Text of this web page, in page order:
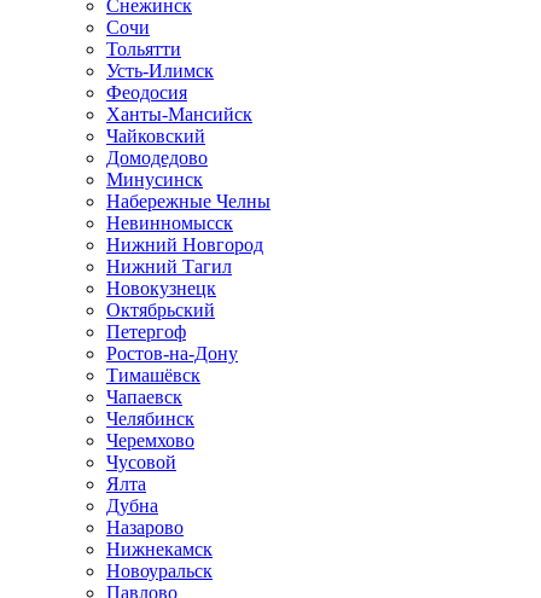
Снежинск
Сочи
Тольятти
Усть-Илимск
Феодосия
Ханты-Мансийск
Чайковский
Домодедово
Минусинск
Набережные Челны
Невинномысск
Нижний Новгород
Нижний Тагил
Новокузнецк
Октябрьский
Петергоф
Ростов-на-Дону
Тимашёвск
Чапаевск
Челябинск
Черемхово
Чусовой
Ялта
Дубна
Назарово
Нижнекамск
Новоуральск
Павлово